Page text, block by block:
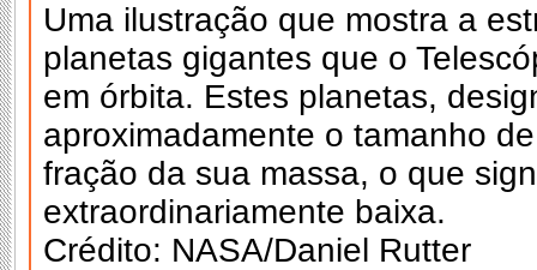
Uma ilustração que mostra a
planetas gigantes que o
em órbita. Estes planetas,
aproximadamente o tamanho
fração da sua massa, o que
extraordinariamente baixa.
Crédito: NASA/Daniel Rutter